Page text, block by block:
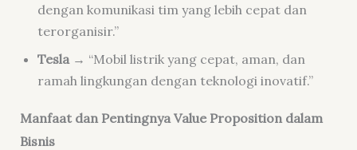
dengan komunikasi tim yang lebih cepat dan
terorganisir.”
Tesla→ “Mobil listrik yang cepat, aman, dan
ramah lingkungan dengan teknologi inovatif.”
Manfaat dan Pentingnya Value Proposition dalam
Bisnis